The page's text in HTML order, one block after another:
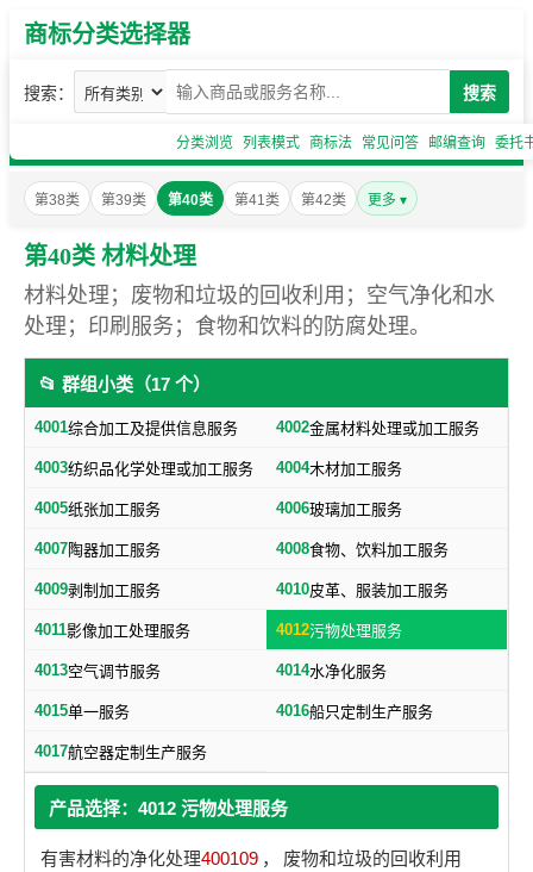
商标分类选择器
搜索： 搜索
分类浏览 列表模式 商标法 常见问答 邮编查询 委托
第38类 第39类 第40类 第41类 第42类 更多 ▾
第40类 材料处理
材料处理；废物和垃圾的回收利用；空气净化和水
处理；印刷服务；食物和饮料的防腐处理。
📂 群组小类（17 个）
4001综合加工及提供信息服务 4002金属材料处理或加工服务
4003纺织品化学处理或加工服务 4004木材加工服务
4005纸张加工服务 4006玻璃加工服务
4007陶器加工服务 4008食物、饮料加工服务
4009剥制加工服务 4010皮革、服装加工服务
4011影像加工处理服务 4012污物处理服务
4013空气调节服务 4014水净化服务
4015单一服务 4016船只定制生产服务
4017航空器定制生产服务
产品选择：4012 污物处理服务
有害材料的净化处理400109 ，
废物和垃圾的回收利用